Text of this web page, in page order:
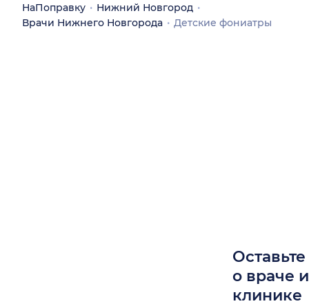
НаПоправку
Нижний Новгород
Врачи Нижнего Новгорода
Детские фониатры
о враче
клинике